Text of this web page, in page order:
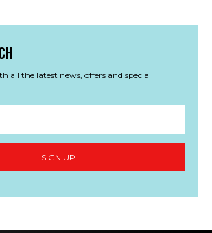
all the latest news, offers and special
SIGN UP